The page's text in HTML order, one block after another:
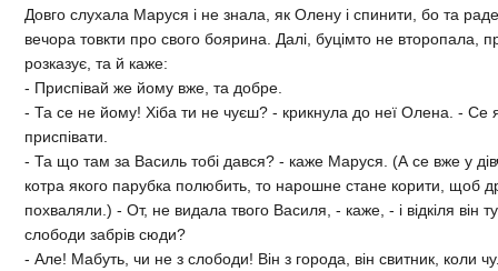
Довго слухала Маруся i не знала, як Олену i спинити, бо та
вечора товкти про свого боярина. Далi, буцiмто не второпала,
розказує, та й каже:
- Приспiвай же йому вже, та добре.
- Та се не йому! Хiба ти не чуєш? - крикнула до неї Олена. - Се
приспiвати.
- Та що там за Василь тобi дався? - каже Маруся. (А се вже у
котра якого парубка полюбить, то нарошне стане корити, щоб
похваляли.) - От, не видала твого Василя, - каже, - i вiдкiля вiн
слободи забрiв сюди?
- Але! Мабуть, чи не з слободи! Вiн з города, вiн свитник, коли